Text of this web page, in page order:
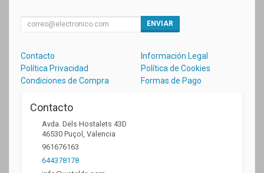
ENVIAR
Contacto
Información Legal
Política Privacidad
Política de Cookies
Condiciones de Compra
Formas de Pago
Contacto
Avda. Dels Hostalets 43D
46530 Puçol Valencia
961676163
644378178